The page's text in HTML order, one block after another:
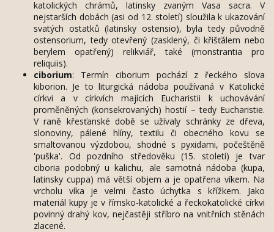
katolických chrámů, latinsky zvaným Vasa sacra. V
nejstarších dobách (asi od 12. století) sloužila k ukazování
svatých ostatků (latinsky ostensio), byla tedy původně
ostensorium, tedy otevřený (zasklený, či křišťálem nebo
berylem opatřený) relikviář, také (monstrantia pro
reliquiis).
ciborium: Termín ciborium pochází z řeckého slova
kiborion. Je to liturgická nádoba používaná v Katolické
církvi a v církvích majících Eucharistii k uchovávání
proměněných (konsekrovaných) hostií – tedy Eucharistie.
V raně křesťanské době se užívaly schránky ze dřeva,
slonoviny, pálené hlíny, textilu či obecného kovu se
smaltovanou výzdobou, shodné s pyxidami, počeštěně
'puška'. Od pozdního středověku (15. století) je tvar
ciboria podobný u kalichu, ale samotná nádoba (kupa,
latinsky cuppa) má větší objem a je opatřena víkem. Na
vrcholu víka je velmi často úchytka s křížkem. Jako
materiál kupy je v římsko-katolické a řeckokatolické církvi
povinný drahý kov, nejčastěji stříbro na vnitřních stěnách
zlacené.